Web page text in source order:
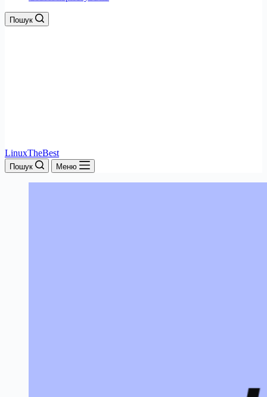
Пошук
LinuxTheBest
Пошук Меню